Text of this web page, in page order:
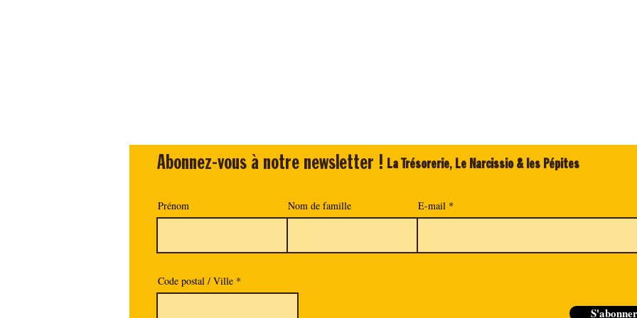
Abonnez-vous à notre newsletter ! La Trésorerie, Le Narcissio & les Pépites
Prénom Nom de famille E-mail
Code postal / Ville
S'abonner